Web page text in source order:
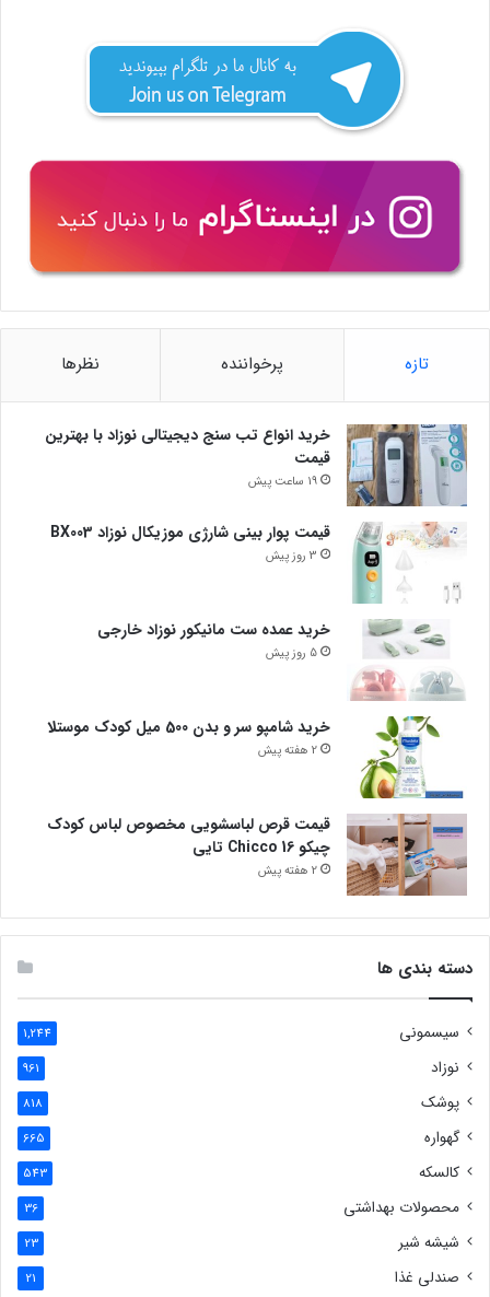
تازه پرخواننده نظرها
خرید انواع تب سنج دیجیتالی نوزاد با بهترین
قیمت
19 ساعت پیش
قیمت پوار بینی شارژی موزیکال نوزاد BX003
3 روز پیش
خرید عمده ست مانیکور نوزاد خارجی
5 روز پیش
خرید شامپو سر و بدن 500 میل کودک موستلا
2 هفته پیش
قیمت قرص لباسشویی مخصوص لباس کودک
چیکو Chicco 16 تایی
2 هفته پیش
دسته بندی ها
سیسمونی 1,244
نوزاد 961
پوشک 818
گهواره 665
کالسکه 543
محصولات بهداشتی 36
شیشه شیر 23
صندلی غذا 21